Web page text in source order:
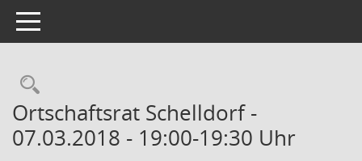
Toggle navigation
Rechercheauswahl
Ortschaftsrat Schelldorf -
07.03.2018 - 19:00-19:30 Uhr